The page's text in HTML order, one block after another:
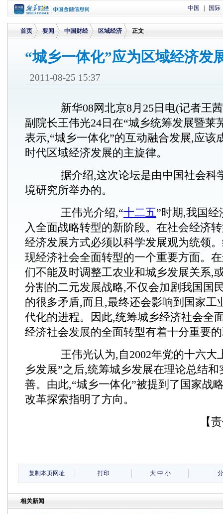
中国 国际
首页
>
要闻
>
中国财经
>
区域经济 正文
“城乡一体化”应为区域经济
2011-08-25 15:37
新华08网北京8月25日电(记者王茜
副院长王伟光24日在“城乡统筹发展暨莱
表示,“城乡一体化”的互动融合发展,应该
时代区域经济发展的主旋律。
据介绍,这次论坛是由中国社会科
境研究所举办的。
王伟光介绍,“十二五”时期,我国
入全面战略转型的新阶段。在社会经济
经济发展方式必须以科学发展观为统领
现经济社会全面转型的一个重要方面。
们不能及时调整工农业和城乡发展关系,
分割的二元发展战略,不仅会加剧我国国
的很多矛盾,而且,最终还会影响到国家工
代化的进程。因此,统筹城乡经济社会全
经济社会发展的全面转型有着十分重要
王伟光认为,自2002年党的十六大
乡发展”之后,统筹城乡发展在理论总结
善。由此,“城乡一体化”被提到了国家战
改革探索指明了方向。
【
复制本页网址 打印 大 中 小
相关新闻